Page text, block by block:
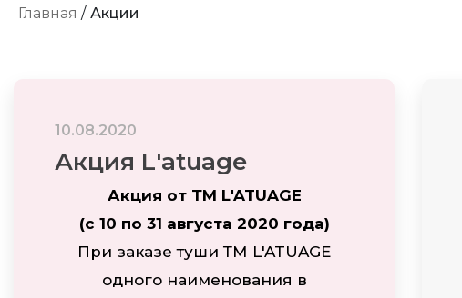
Главная / Акции
10.08.2020
Акция L'atuage
Акция от ТМ L'ATUAGE
(с 10 по 31 августа 2020 года)
При заказе туши ТМ L'ATUAGE
одного наименования в